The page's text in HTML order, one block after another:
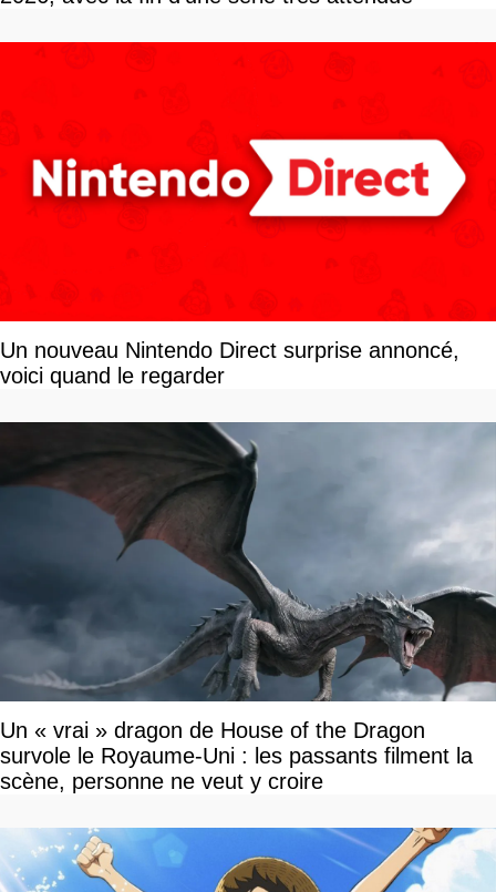
Un nouveau Nintendo Direct surprise annoncé,
voici quand le regarder
Un « vrai » dragon de House of the Dragon
survole le Royaume-Uni : les passants filment la
scène, personne ne veut y croire